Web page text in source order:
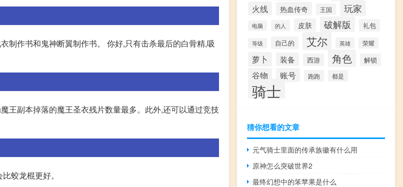
制作书和鬼神断翼制作书。 你好,只有击杀最后的白骨精,吸
王副本掉落的魔王圣衣残片数量最多。此外,还可以通过竞技
蛟龙棍更好。
火线 热血传奇 王国 玩家
电脑 的人 皮肤 破解版 礼包
等级 自己的 艾尔 英雄 荣耀
萝卜 装备 西游 角色 解锁
谷物 账号 跑跑 都是
骑士
猜你想看的文章
元气骑士里面的传承族徽有什么用
原神怎么突破世界2
最终幻想中的笨苹果是什么